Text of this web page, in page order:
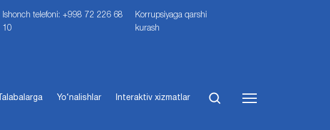
Ishonch telefoni: +998 72 226 68
10
Korrupsiyaga qarshi
kurash
Talabalarga Yo‘nalishlar Interaktiv xizmatlar